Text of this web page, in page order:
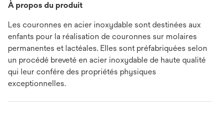
À propos du produit
Les couronnes en acier inoxydable sont destinées aux
enfants pour la réalisation de couronnes sur molaires
permanentes et lactéales. Elles sont préfabriquées selon
un procédé breveté en acier inoxydable de haute qualité
qui leur confére des propriétés physiques
exceptionnelles.